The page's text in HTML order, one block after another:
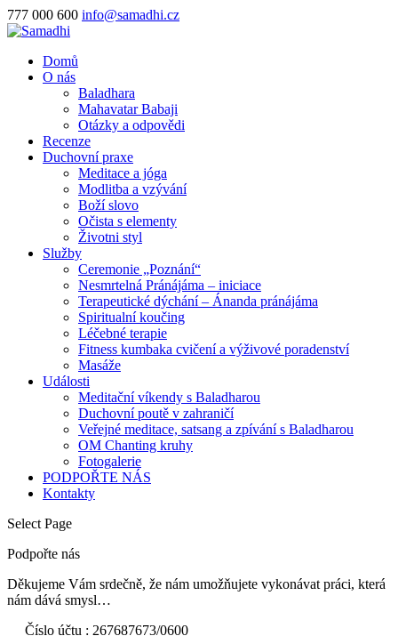
777 000 600 info@samadhi.cz
Domů
O nás
Baladhara
Mahavatar Babaji
Otázky a odpovědi
Recenze
Duchovní praxe
Meditace a jóga
Modlitba a vzývání
Boží slovo
Očista s elementy
Životni styl
Služby
Ceremonie „Poznání“
Nesmrtelná Pránájáma – iniciace
Terapeutické dýchání – Ánanda pránájáma
Spiritualní koučing
Léčebné terapie
Fitness kumbaka cvičení a výživové poradenství
Masáže
Události
Meditační víkendy s Baladharou
Duchovní poutě v zahraničí
Veřejné meditace, satsang a zpívání s Baladharou
OM Chanting kruhy
Fotogalerie
PODPOŘTE NÁS
Kontakty
Select Page
Podpořte nás
Děkujeme Vám srdečně, že nám umožňujete vykonávat práci, která
nám dává smysl…
Číslo účtu : 267687673/0600